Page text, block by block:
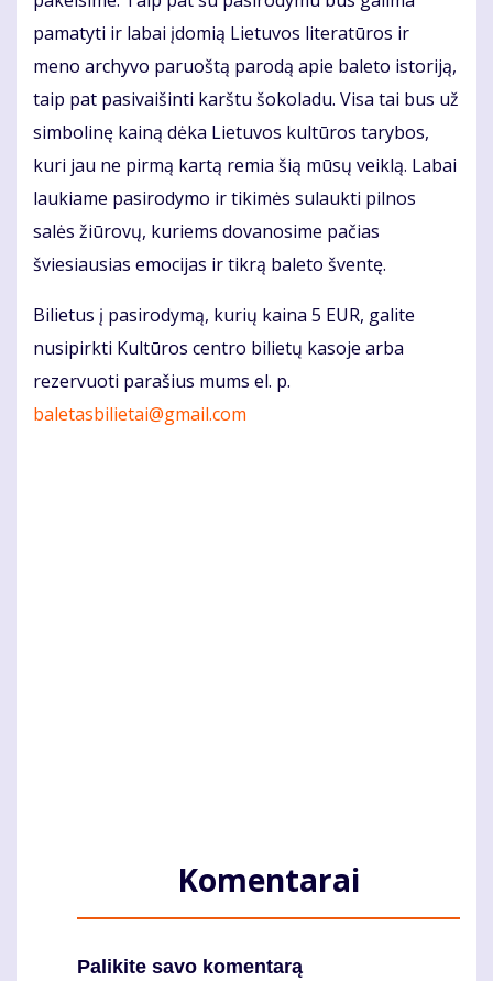
pamatyti ir labai įdomią Lietuvos literatūros ir
meno archyvo paruoštą parodą apie baleto istoriją,
taip pat pasivaišinti karštu šokoladu. Visa tai bus už
simbolinę kainą dėka Lietuvos kultūros tarybos,
kuri jau ne pirmą kartą remia šią mūsų veiklą. Labai
laukiame pasirodymo ir tikimės sulaukti pilnos
salės žiūrovų, kuriems dovanosime pačias
šviesiausias emocijas ir tikrą baleto šventę.
Bilietus į pasirodymą, kurių kaina 5 EUR, galite
nusipirkti Kultūros centro bilietų kasoje arba
rezervuoti parašius mums el. p.
baletasbilietai@gmail.com
Komentarai
Palikite savo komentarą